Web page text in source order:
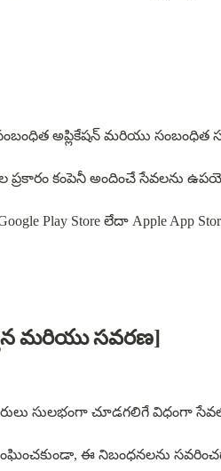
అప్లికేషన్ మరియు సంబంధిత
కంపెనీ అందించే సేవలను
మరియు సవరణ]
సులభంగా చూడగలిగే విధంగా సేవలో
ఈ నిబంధనలను